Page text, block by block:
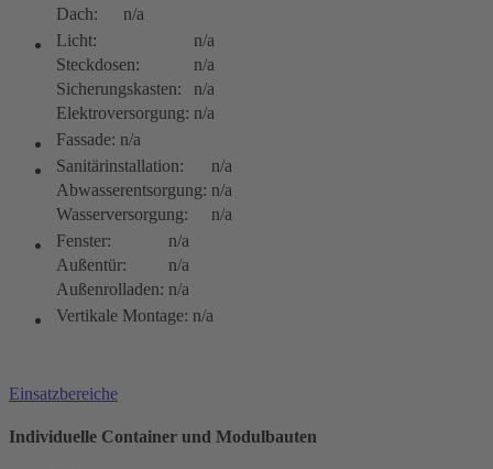
Dach:
n/a
Licht:
n/a
Steckdosen:
n/a
Sicherungskasten:
n/a
Elektroversorgung: n/a
Fassade: n/a
Sanitärinstallation:
n/a
Abwasserentsorgung: n/a
Wasserversorgung:
n/a
Fenster:
n/a
Außentür:
n/a
Außenrolladen: n/a
Vertikale Montage: n/a
Einsatzbereiche
Individuelle Container und Modulbauten